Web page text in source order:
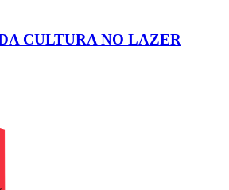
CULTURA NO LAZER